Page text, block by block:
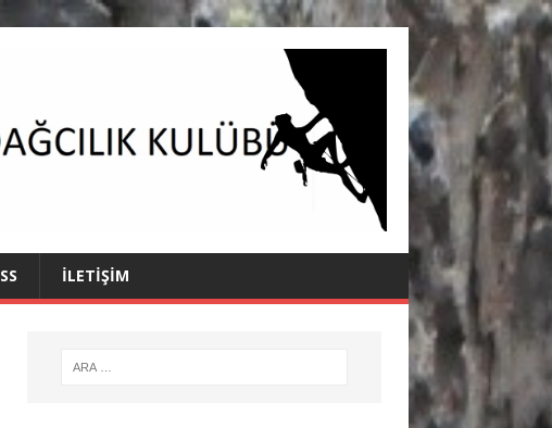
İLETIŞIM